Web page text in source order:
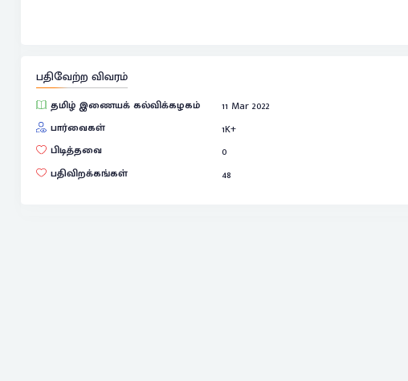
பதிவேற்ற விவரம்
தமிழ் இணையக் கல்விக்கழகம்
11 Mar 2022
பார்வைகள்
1K+
பிடித்தவை
0
பதிவிறக்கங்கள்
48